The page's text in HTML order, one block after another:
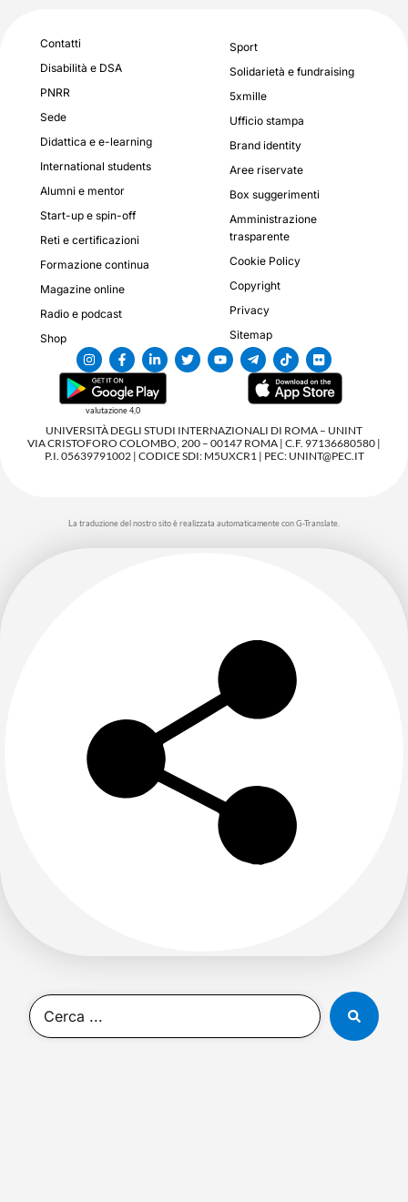
Contatti
Disabilità e DSA
PNRR
Sede
Didattica e e-learning
International students
Alumni e mentor
Start-up e spin-off
Reti e certificazioni
Formazione continua
Magazine online
Radio e podcast
Shop
Sport
Solidarietà e fundraising
5xmille
Ufficio stampa
Brand identity
Aree riservate
Box suggerimenti
Amministrazione
trasparente
Cookie Policy
Copyright
Privacy
Sitemap
valutazione 4,0
UNIVERSITÀ DEGLI STUDI INTERNAZIONALI DI ROMA – UNINT
VIA CRISTOFORO COLOMBO, 200 – 00147 ROMA | C.F. 97136680580 |
P.I. 05639791002 | CODICE SDI: M5UXCR1 | PEC: UNINT@PEC.IT
La traduzione del nostro sito è realizzata automaticamente con G-Translate.